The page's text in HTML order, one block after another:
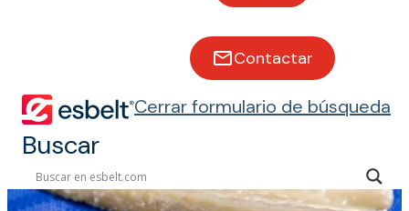
Contactar
Cerrar formulario de búsqueda
Buscar
Bandas transportadoras
para pescado y moluscos